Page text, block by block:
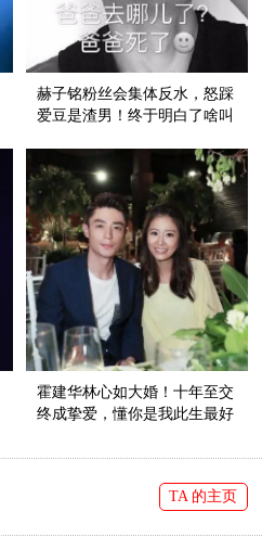
赫子铭粉丝会集体反水，怒踩
爱豆是渣男！终于明白了啥叫
霍建华林心如大婚！十年至交
终成挚爱，懂你是我此生最好
TA 的主页